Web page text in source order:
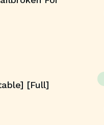
[Full]